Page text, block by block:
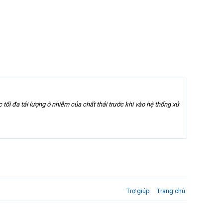
đa tải lượng ô nhiễm của chất thải trước khi vào hệ thống xử
Trợ giúp Trang chủ